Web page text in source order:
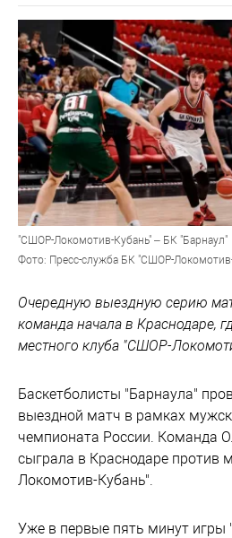
"СШОР-Локомотив-Кубань" – БК "Барнаул"
Фото: Пресс-служба БК "СШОР-
Очередную выездную серию
команда начала в Краснодаре,
местного клуба "СШОР-
Баскетболисты "Барнаула"
выездной матч в рамках
чемпионата России. Команда
сыграла в Краснодаре против
Локомотив-Кубань".
Уже в первые пять минут игры